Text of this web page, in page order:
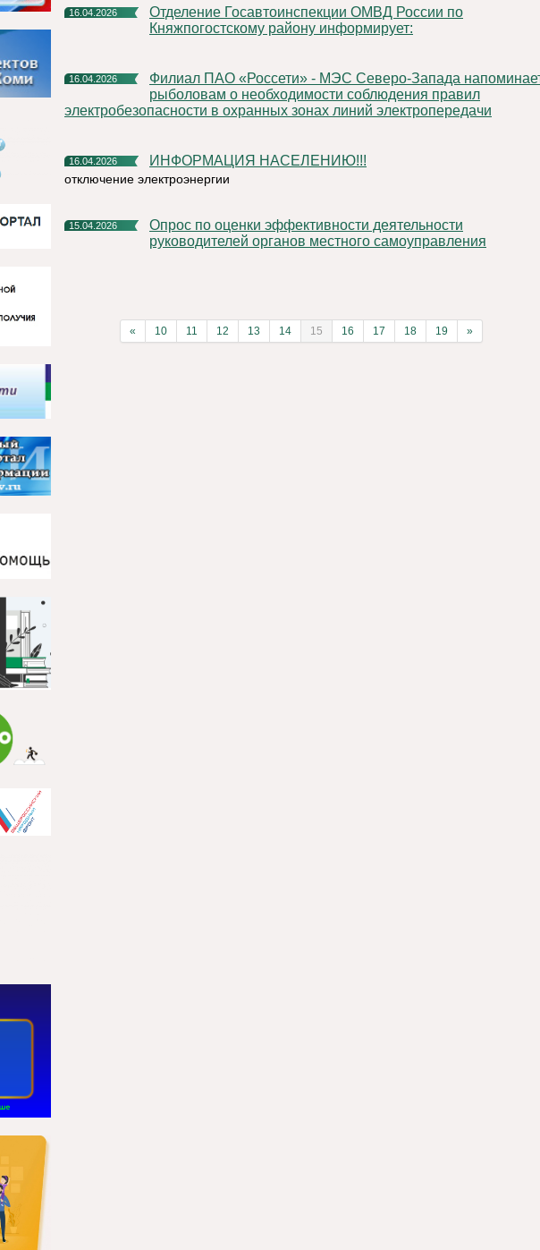
16.04.2026
Отделение Госавтоинспекции ОМВД России по
Княжпогостскому району информирует:
16.04.2026
Филиал ПАО «Россети» - МЭС Северо-Запада напоминает
рыболовам о необходимости соблюдения правил
электробезопасности в охранных зонах линий электропередачи
16.04.2026 ИНФОРМАЦИЯ НАСЕЛЕНИЮ!!!
отключение электроэнергии
15.04.2026
Опрос по оценки эффективности деятельности
руководителей органов местного самоуправления
« 10 11 12 13 14 15 16 17 18 19 »